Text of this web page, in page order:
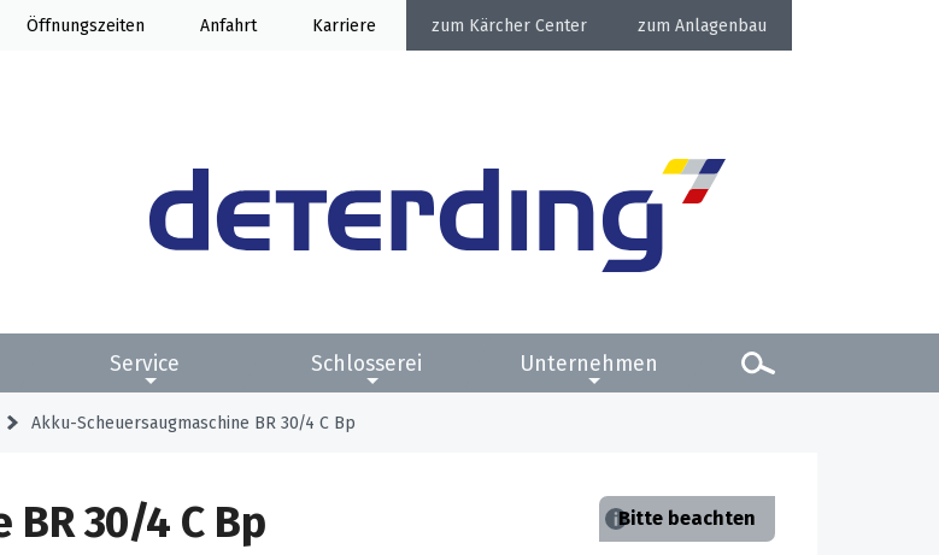
Öffnung Anfahrt Karriere Kärcher Center Anlagenbau
Service Schlosserei Unternehmen
Akku-Scheuersaugmaschine BR 30/4 C Bp
Bitte beachten
30/4 C Bp